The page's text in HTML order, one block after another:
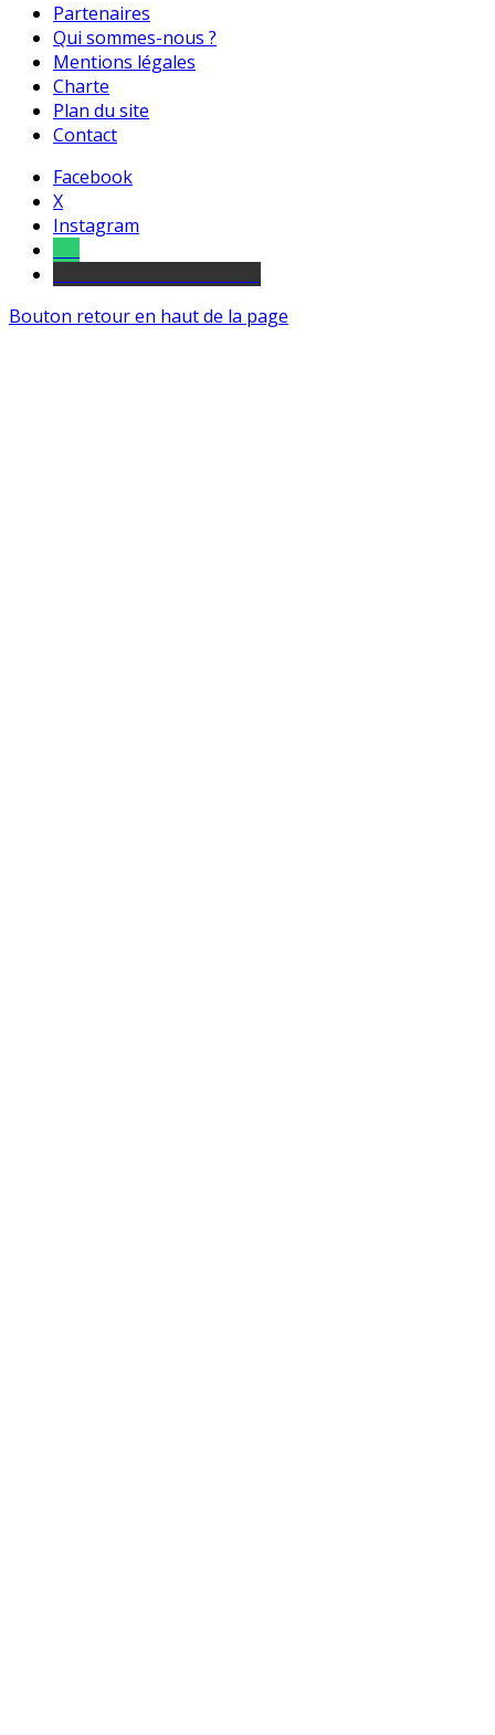
Partenaires
Qui sommes-nous ?
Mentions légales
Charte
Plan du site
Contact
Facebook
X
Instagram
Bouton retour en haut de la page